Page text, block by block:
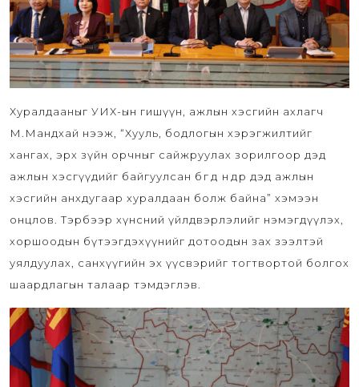
Хуралдааныг УИХ-ын гишүүн, ажлын хэсгийн ахлагч
М.Мандхай нээж, “Хууль, бодлогын хэрэгжилтийг
хангах, эрх зүйн орчныг сайжруулах зорилгоор дэд
ажлын хэсгүүдийг байгуулсан бөгөөд өнөөдөр дэд ажлын
хэсгийн анхдугаар хуралдаан болж байна” хэмээн
онцлов. Тэрбээр хүнсний үйлдвэрлэлийг нэмэгдүүлэх,
хоршоодын бүтээгдэхүүнийг дотоодын зах зээлтэй
уялдуулах, санхүүгийн эх үүсвэрийг тогтвортой болгох
шаардлагын талаар тэмдэглэв.